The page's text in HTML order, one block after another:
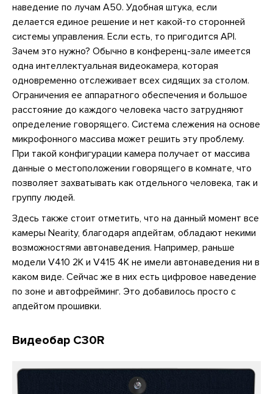
наведение по лучам A50. Удобная штука, если
делается единое решение и нет какой-то сторонней
системы управления. Если есть, то пригодится API.
Зачем это нужно? Обычно в конференц-зале имеется
одна интеллектуальная видеокамера, которая
одновременно отслеживает всех сидящих за столом.
Ограничения ее аппаратного обеспечения и большое
расстояние до каждого человека часто затрудняют
определение говорящего. Система слежения на основе
микрофонного массива может решить эту проблему.
При такой конфигурации камера получает от массива
данные о местоположении говорящего в комнате, что
позволяет захватывать как отдельного человека, так и
группу людей.
Здесь также стоит отметить, что на данный момент все
камеры Nearity, благодаря апдейтам, обладают некими
возможностями автонаведения. Например, раньше
модели V410 2K и V415 4K не имели автонаведения ни в
каком виде. Сейчас же в них есть цифровое наведение
по зоне и автофрейминг. Это добавилось просто с
апдейтом прошивки.
Видеобар C30R